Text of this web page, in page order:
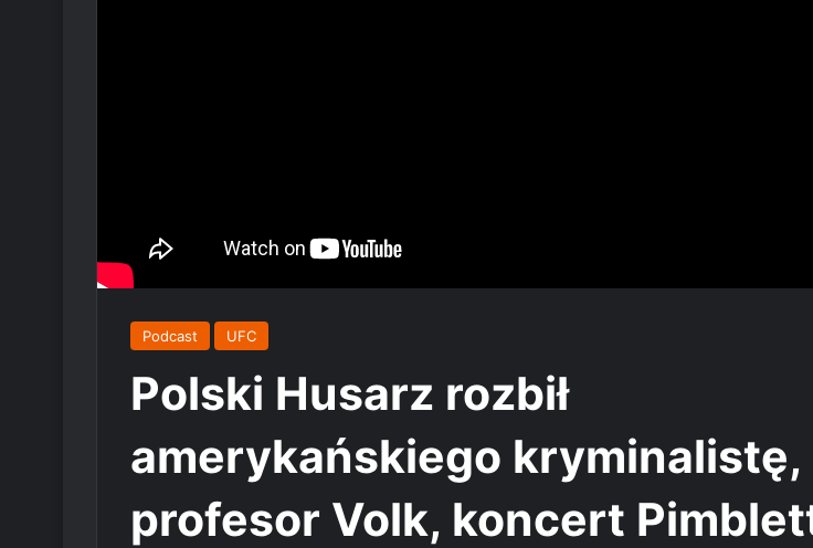
Podcast UFC
Polski Husarz rozbił
amerykańskiego kryminalistę,
profesor Volk, koncert